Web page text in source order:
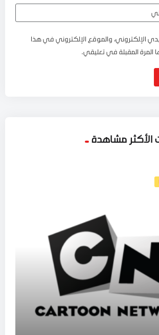
الإلكتروني، والموقع الإلكتروني في هذا
المرة المقبلة في تعليقي.
الأكثر مشاهدة